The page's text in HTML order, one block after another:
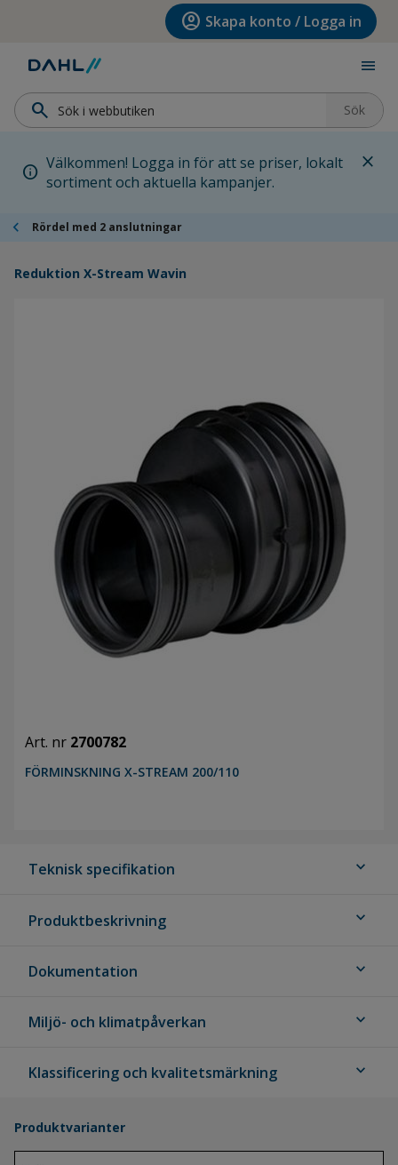
Hoppa till huvudinnehållet account_circle Skapa konto / Logga in
menu
search Sök
info Välkommen! Logga in för att se priser, lokalt
sortiment och aktuella kampanjer.
close
chevron_left Rördel med 2 anslutningar
Reduktion X-Stream Wavin
Art. nr 2700782
FÖRMINSKNING X-STREAM 200/110
Teknisk specifikation expand_more
Produktbeskrivning expand_more
Dokumentation expand_more
Miljö- och klimatpåverkan expand_more
Klassificering och kvalitetsmärkning expand_more
Produktvarianter